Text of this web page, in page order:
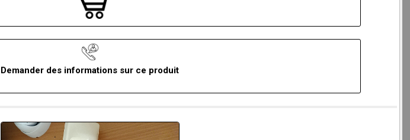
Demander des informations sur ce produit